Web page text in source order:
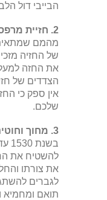
הבייבי דול
2. חזיית מרפסת –
מהמם שמתאים
של החזיה
את החזה
הצדדים של
אין ספק כי
שלכם.
3. מחוך וחוטיני –
להשטיח את
את צורתו
לגברים
תואם ומחמיא